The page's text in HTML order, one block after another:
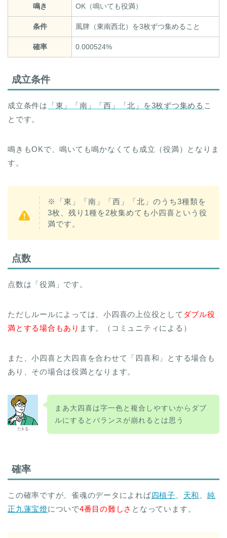
鳴き OK（鳴いても役満）
条件 風牌（東南西北）を3枚ずつ集めること
確率 0.000524%
成立条件
成立条件は 「東」「南」「西」「北」を3枚ずつ集める こ
とです。
鳴きもOKで、鳴いても鳴かなくても成立（役満）となりま
す。
※「東」「南」「西」「北」のうち3種類を
3枚、残り1種を2枚集めても小四喜という役
満です。
点数
点数は「役満」です。
ただしルールによっては、小四喜の上位役として ダブル役
満とする場合もあり ます。（コミュニティによる）
また、小四喜と大四喜を合わせて「四喜和」とする場合も
あり、その場合は役満となります。
たkる
まあ大四喜は字一色と複合しやすいからダブ
ルにするとバランスが崩れるとは思う
確率
この確率ですが、雀魂のデータによれば四槓子 天和 、純
正九蓮宝燈についで4番目の難しさ となっています。